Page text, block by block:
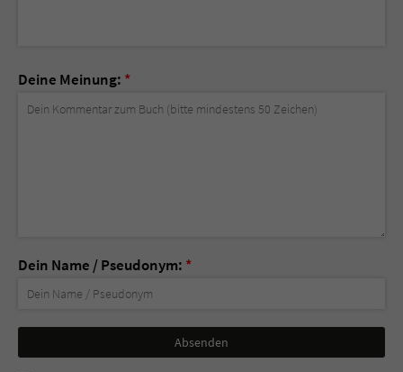
Deine Meinung: *
Dein Name / Pseudonym: *
Nicht
ausfüllen!